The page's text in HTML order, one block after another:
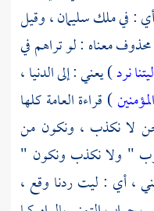
: في ملكسليمان، وقيل
معناه : لو تراهم في
نرد) يعني : إلى الدنيا ،
) قراءة العامة كلها
لا نكذب ، ونكون من
" ولا نكذب ونكون "
، أي : ليت ردنا وقع ،